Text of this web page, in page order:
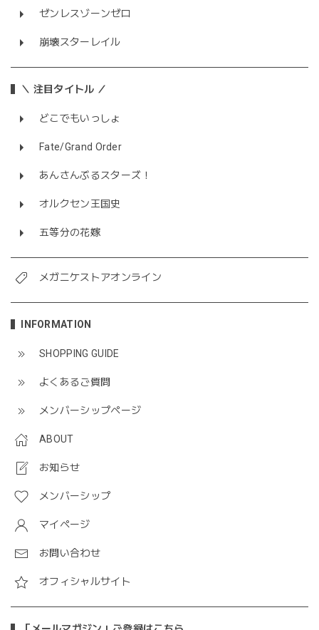
ゼンレスゾーンゼロ
崩壊スターレイル
＼ 注目タイトル ／
どこでもいっしょ
Fate/Grand Order
あんさんぶるスターズ！
オルクセン王国史
五等分の花嫁
メガニケストアオンライン
INFORMATION
SHOPPING GUIDE
よくあるご質問
メンバーシップページ
ABOUT
お知らせ
メンバーシップ
マイページ
お問い合わせ
オフィシャルサイト